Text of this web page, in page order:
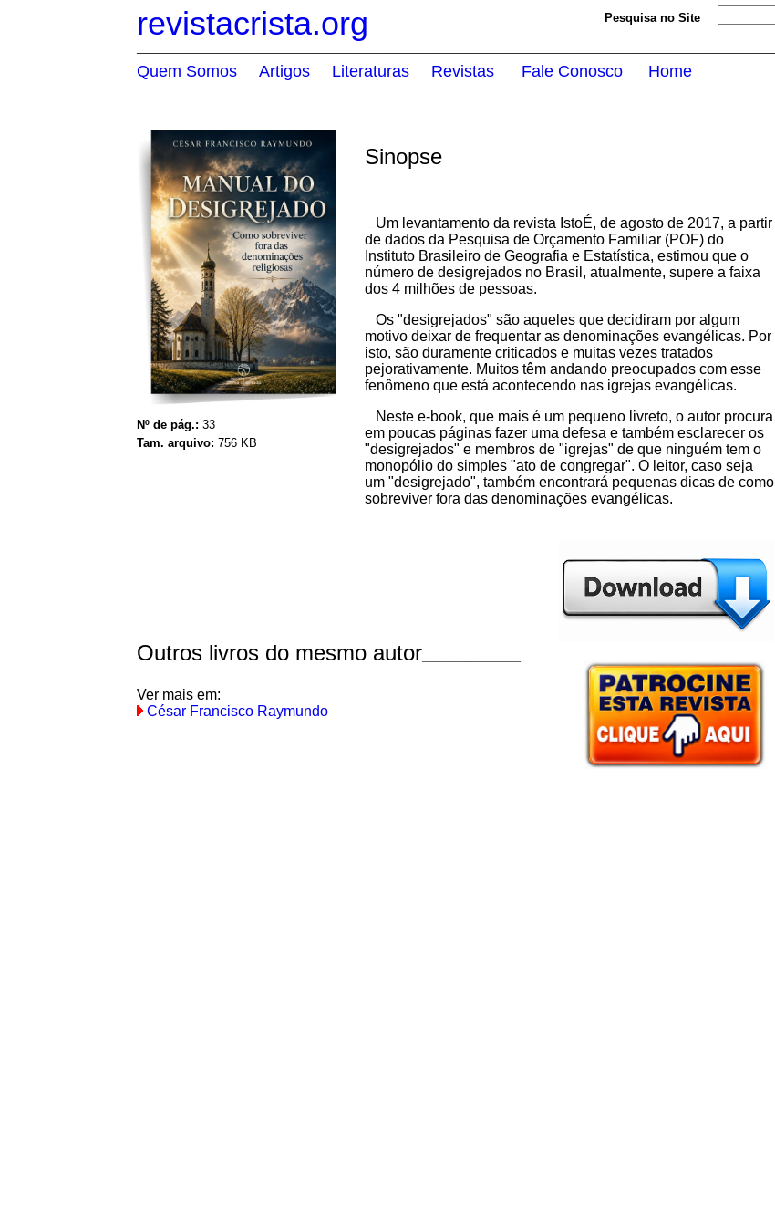
Pesquisa no Site
Quem Somos Artigos Literaturas Revistas Fale Conosco Home
revistacrista.org
Sinopse
Um levantamento da revista IstoÉ, de agosto de 2017, a partir
de dados da Pesquisa de Orçamento Familiar (POF) do
Instituto Brasileiro de Geografia e Estatística, estimou que o
número de desigrejados no Brasil, atualmente, supere a faixa
dos 4 milhões de pessoas.
Os "desigrejados" são aqueles que decidiram por algum
motivo deixar de frequentar as denominações evangélicas. Por
isto, são duramente criticados e muitas vezes tratados
pejorativamente. Muitos têm andando preocupados com esse
fenômeno que está acontecendo nas igrejas evangélicas.
Neste e-book, que mais é um pequeno livreto, o autor procura
em poucas páginas fazer uma defesa e também esclarecer os
"desigrejados" e membros de "igrejas" de que ninguém tem o
monopólio do simples "ato de congregar". O leitor, caso seja
um "desigrejado", também encontrará pequenas dicas de como
sobreviver fora das denominações evangélicas.
Nº de pág.: 33
Tam. arquivo: 756 KB
Outros livros do mesmo autor
Ver mais em:
César Francisco Raymundo